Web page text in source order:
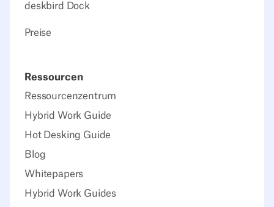
deskbird Dock
Preise
Ressourcen
Ressourcenzentrum
Hybrid Work Guide
Hot Desking Guide
Blog
Whitepapers
Hybrid Work Guides